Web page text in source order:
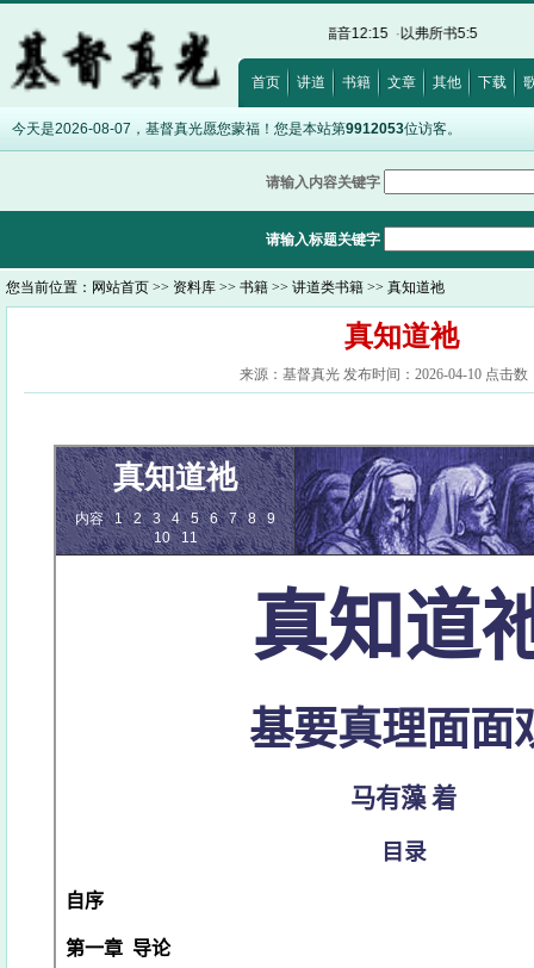
·希伯来书12:28 ·出埃及记20:17 路加福音12:15·以弗所书5:5
首页 讲道 书籍 文章 其他 下载
今天是2026-08-07，基督真光愿您蒙福！您是本站第9912053位访客。
请输入内容关键字
请输入标题关键字
您当前位置： 网站首页 >> 资料库 >> 书籍 >> 讲道类书籍 >> 真知道祂
真知道祂
来源：基督真光 发布时间：2026-04-10 点击数